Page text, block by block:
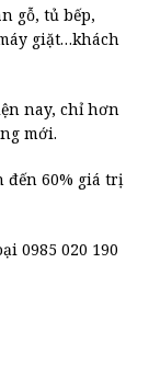
gỗ, tủ bếp,
giặt…khách
nay, chỉ hơn
mới.
60% giá trị
0985 020 190